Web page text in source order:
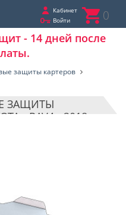
Кабинет
Войти
0
- 14 дней после
защиты картеров
ЗАЩИТЫ
- RAV4 - 2018-